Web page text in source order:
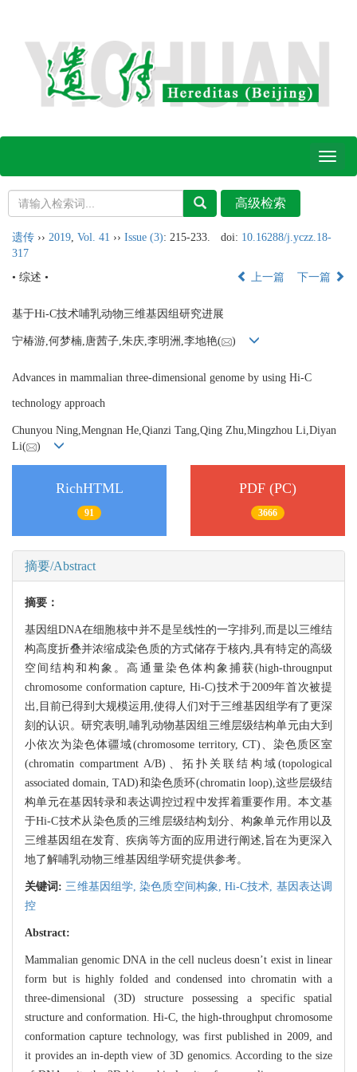
Toggle
遗传 ›› 2019 Vol. 41 ›› Issue (3): 215-233. doi: 10.16288/j.yczz.18-
317
• 综述 •
上一篇 下一篇
基于Hi-C技术哺乳动物三维基因组研究进展
宁椿游,何梦楠,唐茜子,朱庆,李明洲,李地艳( )
Advances in mammalian three-dimensional genome by using Hi-C
technology approach
Chunyou Ning,Mengnan He,Qianzi Tang,Qing Zhu,Mingzhou Li,Diyan
Li(
)
RichHTML
91
PDF (PC)
3666
摘要/Abstract
摘要：
基因组DNA在细胞核中并不是呈线性的一字排列,而是以三维结
构高度折叠并浓缩成染色质的方式储存于核内,具有特定的高级
空间结构和构象。高通量染色体构象捕获(high-througnput
chromosome conformation capture, Hi-C)技术于2009年首次被提
出,目前已得到大规模运用,使得人们对于三维基因组学有了更深
刻的认识。研究表明,哺乳动物基因组三维层级结构单元由大到
小依次为染色体疆域(chromosome territory, CT)、染色质区室
(chromatin compartment A/B)、拓扑关联结构域(topological
associated domain, TAD)和染色质环(chromatin loop),这些层级结
构单元在基因转录和表达调控过程中发挥着重要作用。本文基
于Hi-C技术从染色质的三维层级结构划分、构象单元作用以及
三维基因组在发育、疾病等方面的应用进行阐述,旨在为更深入
地了解哺乳动物三维基因组学研究提供参考。
关键词:三维基因组学,染色质空间构象,Hi-C技术, 基因表达调
控
Abstract:
Mammalian genomic DNA in the cell nucleus doesn’t exist in linear
form but is highly folded and condensed into chromatin with a
three-dimensional (3D) structure possessing a specific spatial
structure and conformation. Hi-C, the high-throughput chromosome
conformation capture technology, was first published in 2009, and
it provides an in-depth view of 3D genomics. According to the size